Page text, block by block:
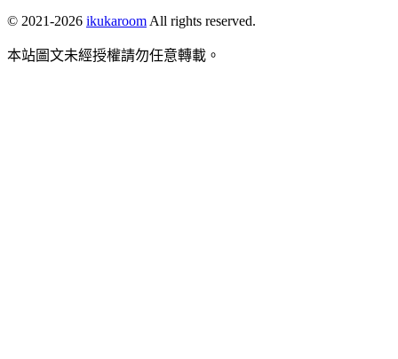
© 2021-2026 ikukaroom All rights reserved.
本站圖文未經授權請勿任意轉載。